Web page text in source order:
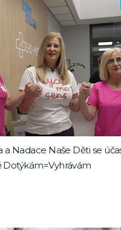
a Nadace Naše Děti se
Dotýkám=Vyhrávám